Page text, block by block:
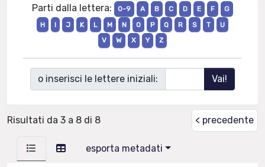
Parti dalla lettera: 0-9 A B C D E F
G
H
I J K L M N O P Q R S T
U
V
W X Y Z
o inserisci le lettere iniziali:
Risultati da 3 a 8 di 8 < precedente
esporta metadati